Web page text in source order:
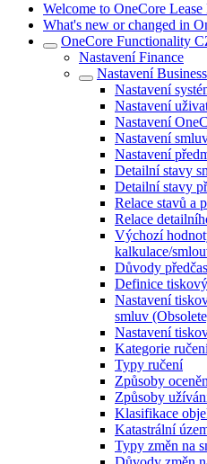
Welcome to OneCore Lease
What's new or changed in
OneCore Functionality
Nastavení Finance
Nastavení Business
Nastavení
Nastavení
Nastavení
Nastavení
Nastavení
Detailní stavy
Detailní stavy
Relace stavů a
Relace
Výchozí
kalkulace/
Důvody
Definice
Nastavení
smluv
Nastavení
Kategorie
Typy ručení
Způsoby
Způsoby
Klasifikace
Katastrální
Typy změn na